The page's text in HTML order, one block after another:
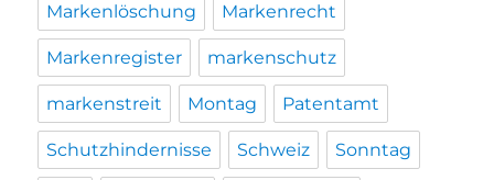
Markenlöschung Markenrecht
Markenregister markenschutz
markenstreit Montag Patentamt
Schutzhindernisse Schweiz Sonntag